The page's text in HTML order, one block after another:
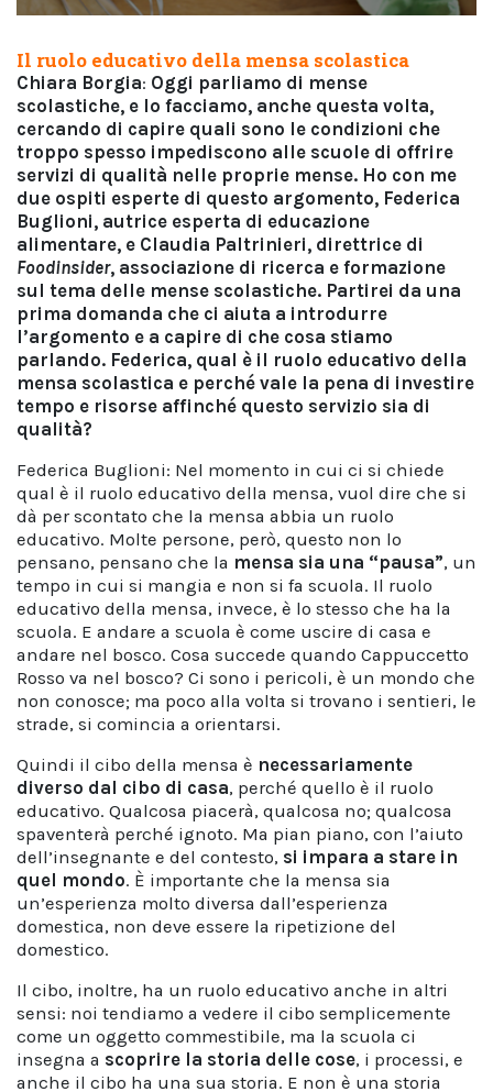
Il ruolo educativo della mensa scolastica
Chiara Borgia: Oggi parliamo di mense
scolastiche, e lo facciamo, anche questa volta,
cercando di capire quali sono le condizioni che
troppo spesso impediscono alle scuole di offrire
servizi di qualità nelle proprie mense. Ho con me
due ospiti esperte di questo argomento, Federica
Buglioni, autrice esperta di educazione
alimentare, e Claudia Paltrinieri, direttrice di
Foodinsider, associazione di ricerca e formazione
sul tema delle mense scolastiche. Partirei da una
prima domanda che ci aiuta a introdurre
l’argomento e a capire di che cosa stiamo
parlando. Federica, qual è il ruolo educativo della
mensa scolastica e perché vale la pena di investire
tempo e risorse affinché questo servizio sia di
qualità?
Federica Buglioni: Nel momento in cui ci si chiede
qual è il ruolo educativo della mensa, vuol dire che si
dà per scontato che la mensa abbia un ruolo
educativo. Molte persone, però, questo non lo
pensano, pensano che la mensa sia una “pausa”, un
tempo in cui si mangia e non si fa scuola. Il ruolo
educativo della mensa, invece, è lo stesso che ha la
scuola. E andare a scuola è come uscire di casa e
andare nel bosco. Cosa succede quando Cappuccetto
Rosso va nel bosco? Ci sono i pericoli, è un mondo che
non conosce; ma poco alla volta si trovano i sentieri, le
strade, si comincia a orientarsi.
Quindi il cibo della mensa è necessariamente
diverso dal cibo di casa, perché quello è il ruolo
educativo. Qualcosa piacerà, qualcosa no; qualcosa
spaventerà perché ignoto. Ma pian piano, con l’aiuto
dell’insegnante e del contesto, si impara a stare in
quel mondo. È importante che la mensa sia
un’esperienza molto diversa dall’esperienza
domestica, non deve essere la ripetizione del
domestico.
Il cibo, inoltre, ha un ruolo educativo anche in altri
sensi: noi tendiamo a vedere il cibo semplicemente
come un oggetto commestibile, ma la scuola ci
insegna a scoprire la storia delle cose, i processi, e
anche il cibo ha una sua storia. E non è una storia